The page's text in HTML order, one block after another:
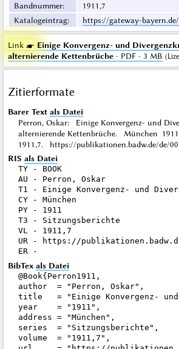
Bandnummer:
1911,7
Katalogeintrag: https://gateway-
Link ☛ Einige Konvergenz- und
alternierende Kettenbrüche· PDF · 3 MB (
Zitierformate
Barer Text als Datei
Perron, Oskar: Einige Konvergenz- und
alternierende Kettenbrüche. München
1911,7. https://publikationen.badw.de/de/
RIS als Datei
TY - BOOK
AU - Perron, Oskar
T1 - Einige Konvergenz- und
CY - München
PY - 1911
T3 - Sitzungsberichte
VL - 1911,7
UR - https://
BibTex als Datei
@Book{Perron1911,
author  = "Perron, Oskar",
title   = "Einige Konvergenz-
year    = "1911",
address = "München",
series  = "Sitzungsberichte",
volume  = "1911,7",